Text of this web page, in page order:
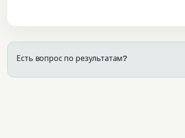
Есть вопрос по результатам?